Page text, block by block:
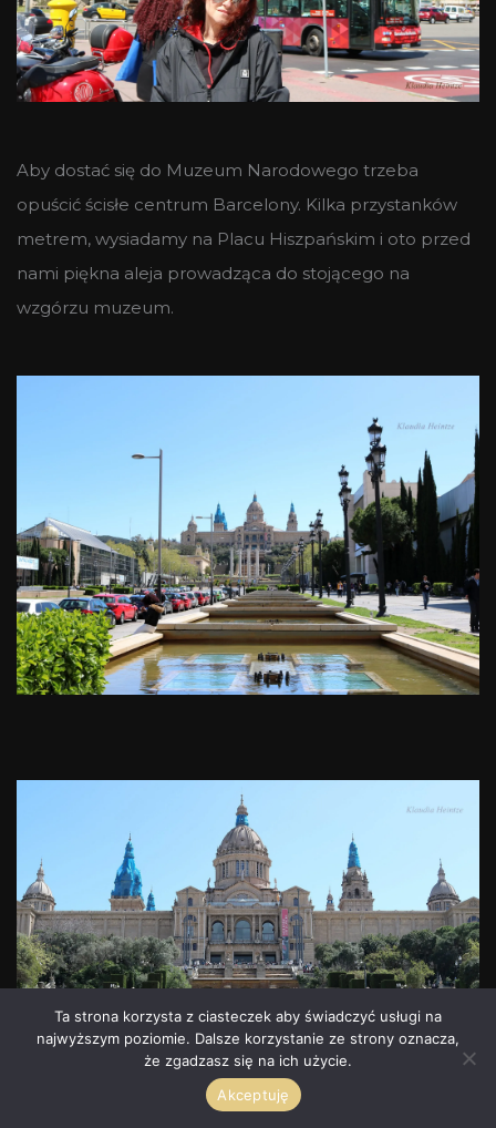
Aby dostać się do Muzeum Narodowego trzeba
opuścić ścisłe centrum Barcelony. Kilka przystanków
metrem, wysiadamy na Placu Hiszpańskim i oto przed
nami piękna aleja prowadząca do stojącego na
wzgórzu muzeum.
Ta strona korzysta z ciasteczek aby świadczyć usługi na
najwyższym poziomie. Dalsze korzystanie ze strony oznacza,
że zgadzasz się na ich użycie.
Akceptuję